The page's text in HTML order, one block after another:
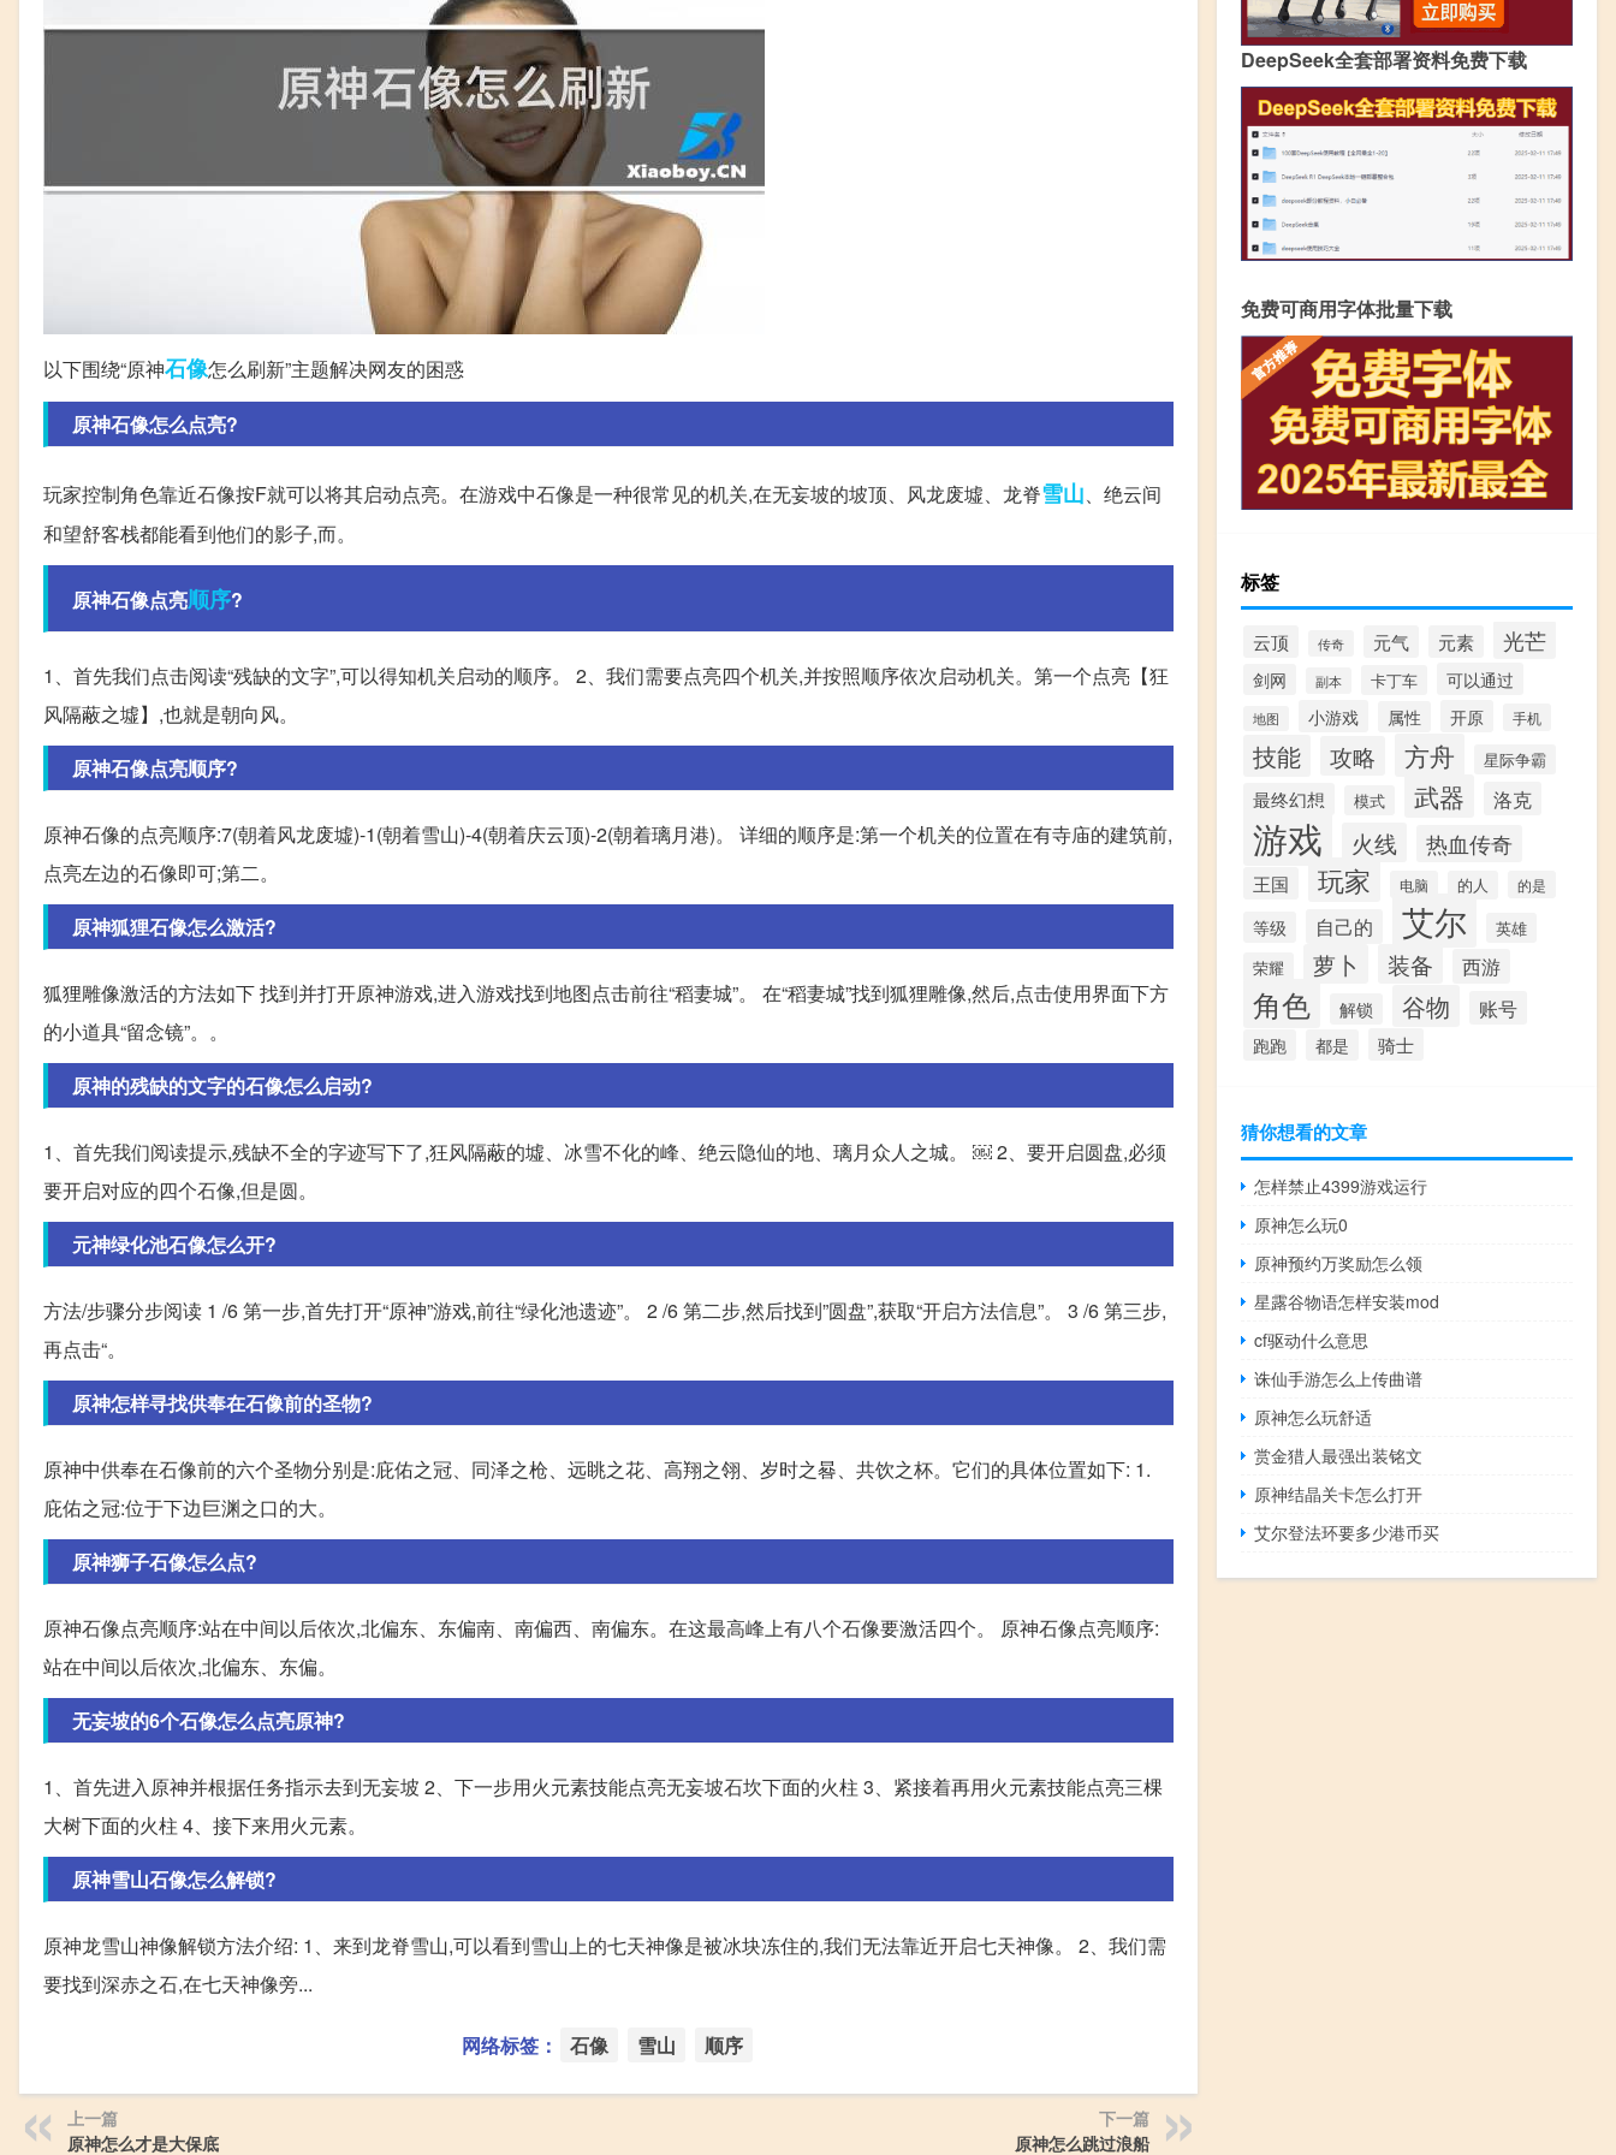
以下围绕“原神石像怎么刷新”主题解决网友的困惑
原神石像怎么点亮?
玩家控制角色靠近石像按F就可以将其启动点亮。在游戏中石像是一种很常见的机关,在无妄坡的坡顶、风龙废墟、龙脊雪山、绝云间
和望舒客栈都能看到他们的影子,而。
原神石像点亮顺序?
1、首先我们点击阅读“残缺的文字”,可以得知机关启动的顺序。 2、我们需要点亮四个机关,并按照顺序依次启动机关。第一个点亮【狂
风隔蔽之墟】,也就是朝向风。
原神石像点亮顺序?
原神石像的点亮顺序:7(朝着风龙废墟)-1(朝着雪山)-4(朝着庆云顶)-2(朝着璃月港)。 详细的顺序是:第一个机关的位置在有寺庙的建筑前,
点亮左边的石像即可;第二。
原神狐狸石像怎么激活?
狐狸雕像激活的方法如下 找到并打开原神游戏,进入游戏找到地图点击前往“稻妻城”。 在“稻妻城”找到狐狸雕像,然后,点击使用界面下方
的小道具“留念镜”。。
原神的残缺的文字的石像怎么启动?
1、首先我们阅读提示,残缺不全的字迹写下了,狂风隔蔽的墟、冰雪不化的峰、绝云隐仙的地、璃月众人之城。 ￼ 2、要开启圆盘,必须
要开启对应的四个石像,但是圆。
元神绿化池石像怎么开?
方法/步骤分步阅读 1 /6 第一步,首先打开“原神”游戏,前往“绿化池遗迹”。 2 /6 第二步,然后找到”圆盘”,获取“开启方法信息”。 3 /6 第三步,
再点击“。
原神怎样寻找供奉在石像前的圣物?
原神中供奉在石像前的六个圣物分别是:庇佑之冠、同泽之枪、远眺之花、高翔之翎、岁时之晷、共饮之杯。它们的具体位置如下: 1.
庇佑之冠:位于下边巨渊之口的大。
原神狮子石像怎么点?
原神石像点亮顺序:站在中间以后依次,北偏东、东偏南、南偏西、南偏东。在这最高峰上有八个石像要激活四个。 原神石像点亮顺序:
站在中间以后依次,北偏东、东偏。
无妄坡的6个石像怎么点亮原神?
1、首先进入原神并根据任务指示去到无妄坡 2、下一步用火元素技能点亮无妄坡石坎下面的火柱 3、紧接着再用火元素技能点亮三棵
大树下面的火柱 4、接下来用火元素。
原神雪山石像怎么解锁?
原神龙雪山神像解锁方法介绍: 1、来到龙脊雪山,可以看到雪山上的七天神像是被冰块冻住的,我们无法靠近开启七天神像。 2、我们需
要找到深赤之石,在七天神像旁...
网络标签： 石像 雪山 顺序
上一篇
原神怎么才是大保底
下一篇
原神怎么跳过浪船
DeepSeek全套部署资料免费下载
免费可商用字体批量下载
标签
云顶 传奇 元气 元素 光芒
剑网 副本 卡丁车 可以通过
地图 小游戏 属性 开原 手机
技能 攻略 方舟 星际争霸
最终幻想 模式 武器 洛克
游戏 火线 热血传奇
王国 玩家 电脑 的人 的是
等级 自己的 艾尔
英雄
荣耀
萝卜 装备 西游
角色 解锁 谷物 账号
跑跑 都是 骑士
猜你想看的文章
怎样禁止4399游戏运行
原神怎么玩0
原神预约万奖励怎么领
星露谷物语怎样安装mod
cf驱动什么意思
诛仙手游怎么上传曲谱
原神怎么玩舒适
赏金猎人最强出装铭文
原神结晶关卡怎么打开
艾尔登法环要多少港币买